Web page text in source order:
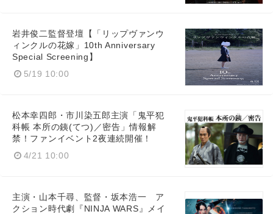
岩井俊二監督登壇【「リップヴァンウ
ィンクルの花嫁」10th Anniversary
Special Screening】
5/19 10:00
松本幸四郎・市川染五郎主演「鬼平犯
科帳 本所の銕(てつ)／密告」情報解
禁！ファンイベント2夜連続開催！
4/21 10:00
主演・山本千尋、監督・坂本浩一 ア
クション時代劇『NINJA WARS』メイ